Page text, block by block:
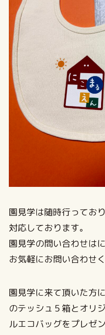
園見学は随時行ってお
対応しております。
園見学の問い合わせは
お気軽にお問い合わせく
園見学に来て頂いた方
のテッシュ５箱とオリ
ルエコバッグをプレゼ